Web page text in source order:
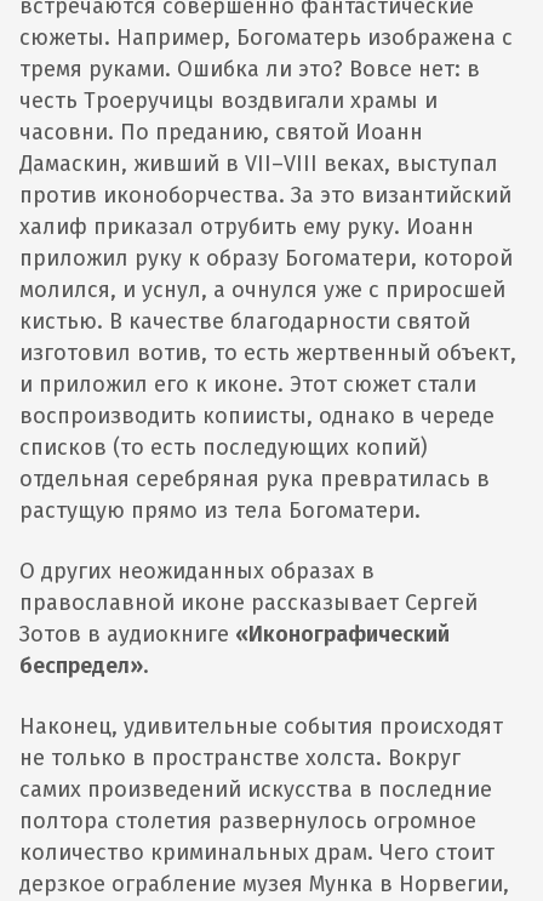
встречаются совершенно фантастические
сюжеты. Например, Богоматерь изображена с
тремя руками. Ошибка ли это? Вовсе нет: в
честь Троеручицы воздвигали храмы и
часовни. По преданию, святой Иоанн
Дамаскин, живший в VII–VIII веках, выступал
против иконоборчества. За это византийский
халиф приказал отрубить ему руку. Иоанн
приложил руку к образу Богоматери, которой
молился, и уснул, а очнулся уже с приросшей
кистью. В качестве благодарности святой
изготовил вотив, то есть жертвенный объект,
и приложил его к иконе. Этот сюжет стали
воспроизводить копиисты, однако в череде
списков (то есть последующих копий)
отдельная серебряная рука превратилась в
растущую прямо из тела Богоматери.
О других неожиданных образах в
православной иконе рассказывает Сергей
Зотов в аудиокниге «Иконографический
беспредел».
Наконец, удивительные события происходят
не только в пространстве холста. Вокруг
самих произведений искусства в последние
полтора столетия развернулось огромное
количество криминальных драм. Чего стоит
дерзкое ограбление музея Мунка в Норвегии,